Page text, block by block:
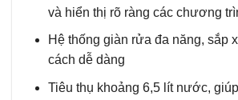
và hiển thị rõ ràng các chương
Hệ thống giàn rửa đa năng, sắp
cách dễ dàng
Tiêu thụ khoảng 6,5 lít nước,